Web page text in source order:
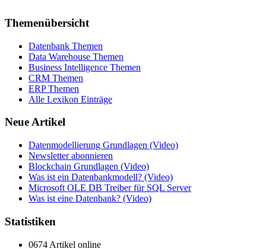
Themenübersicht
Datenbank Themen
Data Warehouse Themen
Business Intelligence Themen
CRM Themen
ERP Themen
Alle Lexikon Einträge
Neue Artikel
Datenmodellierung Grundlagen (Video)
Newsletter abonnieren
Blockchain Grundlagen (Video)
Was ist ein Datenbankmodell? (Video)
Microsoft OLE DB Treiber für SQL Server
Was ist eine Datenbank? (Video)
Statistiken
0674 Artikel online